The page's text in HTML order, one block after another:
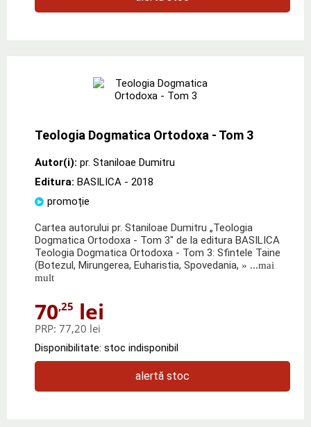
Teologia Dogmatica Ortodoxa - Tom 3
Autor(i): pr. Staniloae Dumitru
Editura: BASILICA - 2018
promoție
Cartea autorului pr. Staniloae Dumitru „Teologia
Dogmatica Ortodoxa - Tom 3" de la editura BASILICA
Teologia Dogmatica Ortodoxa - Tom 3: Sfintele Taine
(Botezul, Mirungerea, Euharistia, Spovedania, » ...mai
mult
70,25 lei
PRP: 77,20 lei
Disponibilitate: stoc indisponibil
alertă stoc